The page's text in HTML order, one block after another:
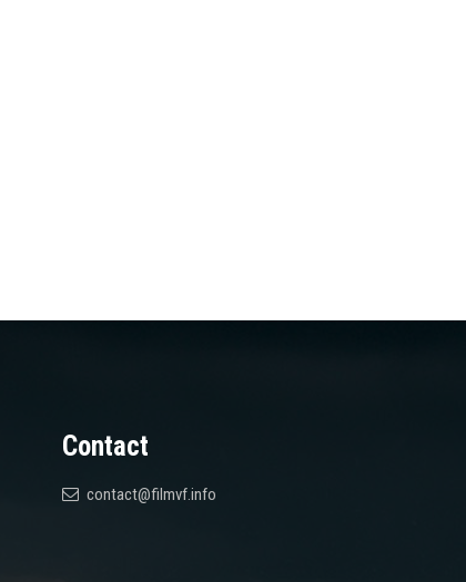
Contact
contact@filmvf.info